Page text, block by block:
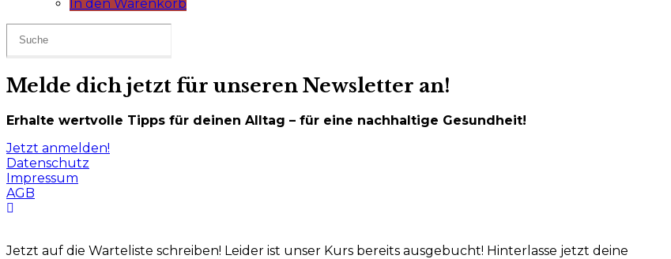
In den Warenkorb
this
website
Melde dich jetzt für unseren Newsletter an!
Erhalte wertvolle Tipps für deinen Alltag – für eine nachhaltige Gesundheit!
Jetzt anmelden!
Datenschutz
Impressum
AGB
Jetzt auf die Warteliste schreiben! Leider ist unser Kurs bereits ausgebucht! Hinterlasse jetzt deine